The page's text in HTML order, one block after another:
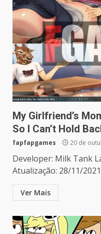
My Girlfriend’s
So I Can’t Hold
fapfapgames 20 de
Developer: Milk Tank
Atualização: 28/11/
Ver Mais